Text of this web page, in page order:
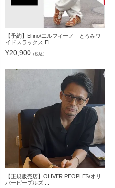
【予約】Elfino/エルフィーノ とろみワ
イドスラックス EL...
¥20,900 （税込）
【正規販売店】OLIVER PEOPLES/オリ
バーピープルズ ...